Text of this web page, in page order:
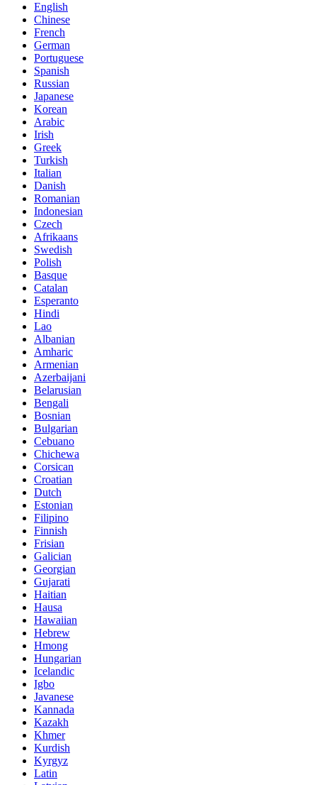
English
Chinese
French
German
Portuguese
Spanish
Russian
Japanese
Korean
Arabic
Irish
Greek
Turkish
Italian
Danish
Romanian
Indonesian
Czech
Afrikaans
Swedish
Polish
Basque
Catalan
Esperanto
Hindi
Lao
Albanian
Amharic
Armenian
Azerbaijani
Belarusian
Bengali
Bosnian
Bulgarian
Cebuano
Chichewa
Corsican
Croatian
Dutch
Estonian
Filipino
Finnish
Frisian
Galician
Georgian
Gujarati
Haitian
Hausa
Hawaiian
Hebrew
Hmong
Hungarian
Icelandic
Igbo
Javanese
Kannada
Kazakh
Khmer
Kurdish
Kyrgyz
Latin